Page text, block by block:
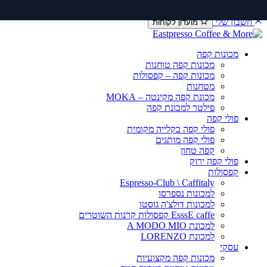
לתוכן
חשבון שלי
מועדון לקוחות
מכונות קפה
מכונות קפה טוחנות
מכונות קפה – קפסולות
מטחנות
מכונת קפה מקינטה – MOKA
פילטר למכונת קפה
פולי קפה
פולי קפה בקלייה מקומית
פולי קפה מותגים
קפה טחון
פולי קפה ירוק
קפסולות
Espresso-Club \ Caffitaly
למכונות נספרסו
למכונות דולצ'ה גוסטו
EsssE caffe קפסולות קרנות השוטרים
למכונת A MODO MIO
למכונת LORENZO
עסקי
מכונות קפה מקצועיות